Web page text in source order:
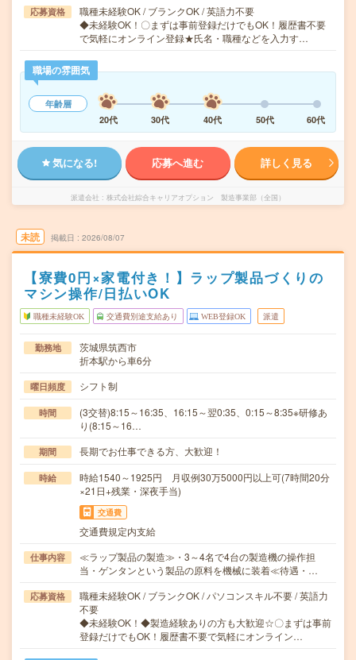
応募資格
職種未経験OK / ブランクOK / 英語力不要
◆未経験OK！〇まずは事前登録だけでもOK！履歴書不要
で気軽にオンライン登録★氏名・職種などを入力す…
職場の雰囲気
年齢層
20代
30代 40代 50代 60代
気になる! 応募へ進む 詳しく見る
派遣会社 株式会社綜合キャリアオプション 製造事業部（全国）
未読 掲載日 2026/08/07
【寮費0円×家電付き！】ラップ製品づくりの
マシン操作/日払いOK
職種未経験OK 交通費別途支給あり WEB登録OK 派遣
勤務地
茨城県筑西市
折本駅から車6分
曜日頻度 シフト制
時間
(3交替)8:15～16:35、16:15～翌0:35、0:15～8:35※研修あ
り(8:15～16…
期間 長期でお仕事できる方、大歓迎！
時給
時給1540～1925円 月収例30万5000円以上可(7時間20分
×21日+残業・深夜手当)
交通費
交通費規定内支給
仕事内容
≪ラップ製品の製造≫・3～4名で4台の製造機の操作担
当・ゲンタンという製品の原料を機械に装着≪待遇・…
応募資格
職種未経験OK / ブランクOK / パソコンスキル不要 / 英語力
不要
◆未経験OK！◆製造経験ありの方も大歓迎☆〇まずは事前
登録だけでもOK！履歴書不要で気軽にオンライン…